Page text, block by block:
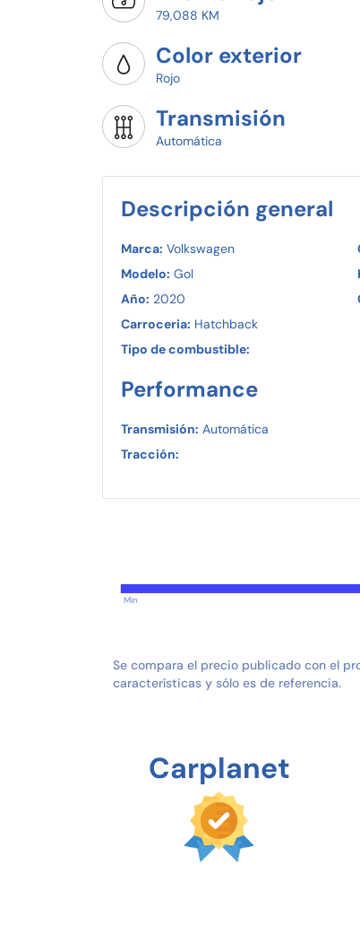
79,088 KM
Color exterior
Rojo
Transmisión
Automática
Descripción general
Marca: Volkswagen
Modelo: Gol
Año: 2020
Carroceria: Hatchback
Tipo de combustible:
Performance
Transmisión: Automática
Tracción:
Min
Se compara el precio publicado con el
características y sólo es de referencia.
Carplanet